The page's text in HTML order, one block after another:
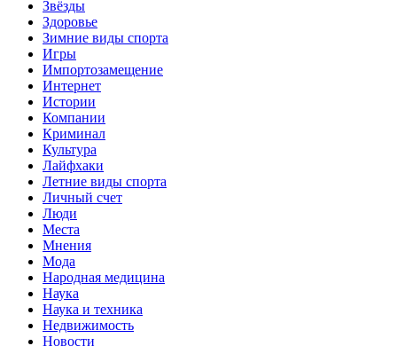
Звёзды
Здоровье
Зимние виды спорта
Игры
Импортозамещение
Интернет
Истории
Компании
Криминал
Культура
Лайфхаки
Летние виды спорта
Личный счет
Люди
Места
Мнения
Мода
Народная медицина
Наука
Наука и техника
Недвижимость
Новости